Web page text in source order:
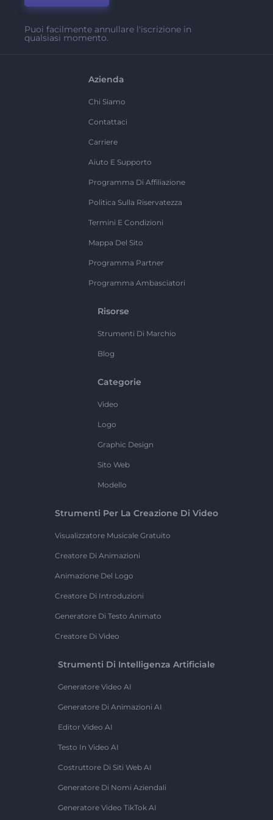
Puoi facilmente annullare l'iscrizione in
qualsiasi momento.
Azienda
Chi Siamo
Contattaci
Carriere
Aiuto E Supporto
Programma Di Affiliazione
Politica Sulla Riservatezza
Termini E Condizioni
Mappa Del Sito
Programma Partner
Programma Ambasciatori
Risorse
Strumenti Di Marchio
Blog
Categorie
Video
Logo
Graphic Design
Sito Web
Modello
Strumenti Per La Creazione Di Video
Visualizzatore Musicale Gratuito
Creatore Di Animazioni
Animazione Del Logo
Creatore Di Introduzioni
Generatore Di Testo Animato
Creatore Di Video
Strumenti Di Intelligenza Artificiale
Generatore Video AI
Generatore Di Animazioni AI
Editor Video AI
Testo In Video AI
Costruttore Di Siti Web AI
Generatore Di Nomi Aziendali
Generatore Video TikTok AI